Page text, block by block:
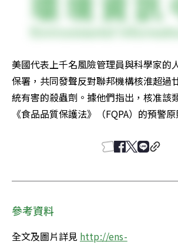
美國代表上千名風險管理員與科學家的
保署，共同發聲反對聯邦機構核淮超過
統有害的殺蟲劑。據他們指出，核准該
《食品品質保護法》（FQPA）的預警原
參考資料
全文及圖片詳見 http://ens-